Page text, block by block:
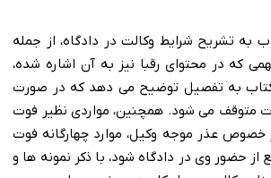
تشریح شرایط وکالت در دادگاه، از جمله
که در محتوای رقبا نیز به آن اشاره شده،
به تفصیل توضیح می دهد که در صورت
متوقف می شود. همچنین، مواردی نظیر فوت
خصوص عذر موجه وکیل، موارد چهارگانه فوت
از حضور وی در دادگاه شود، با ذکر نمونه ها و